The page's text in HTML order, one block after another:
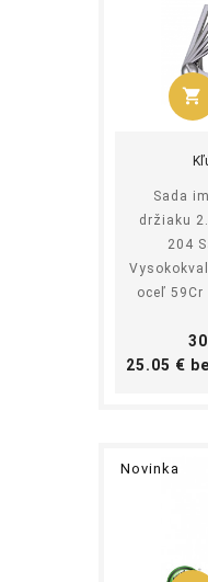
shopping_cart
Sada
držiaku
204
oceľ 59Cr
25.05 €
Novinka